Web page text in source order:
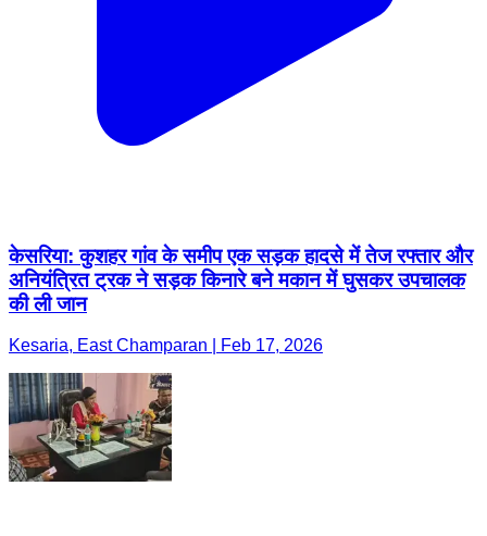
केसरिया: कुशहर गांव के समीप एक सड़क हादसे में तेज रफ्तार और
अनियंत्रित ट्रक ने सड़क किनारे बने मकान में घुसकर उपचालक
की ली जान
Kesaria, East Champaran | Feb 17, 2026